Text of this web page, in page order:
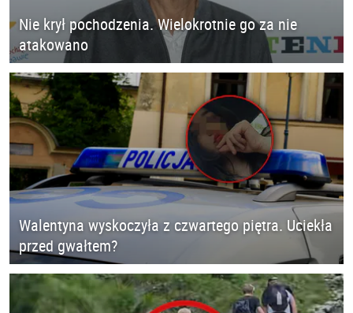
Nie krył pochodzenia. Wielokrotnie go za nie
atakowano
Walentyna wyskoczyła z czwartego piętra. Uciekła
przed gwałtem?